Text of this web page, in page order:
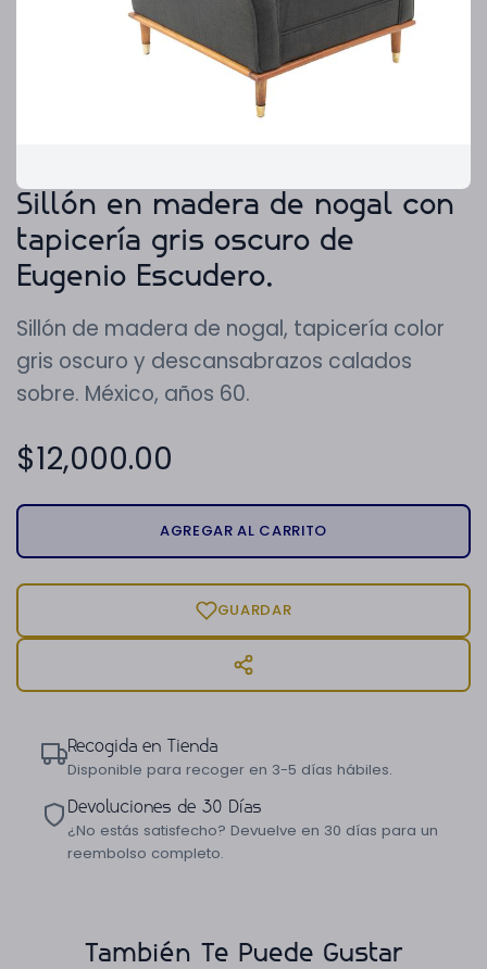
Sillón en madera de nogal con
tapicería gris oscuro de
Eugenio Escudero.
Sillón de madera de nogal, tapicería color
gris oscuro y descansabrazos calados
sobre. México, años 60.
$12,000.00
AGREGAR AL CARRITO
GUARDAR
Recogida en Tienda
Disponible para recoger en 3-5 días hábiles.
Devoluciones de 30 Días
¿No estás satisfecho? Devuelve en 30 días para un
reembolso completo.
También Te Puede Gustar